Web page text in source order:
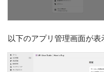
以下のアプリ管理画面が表